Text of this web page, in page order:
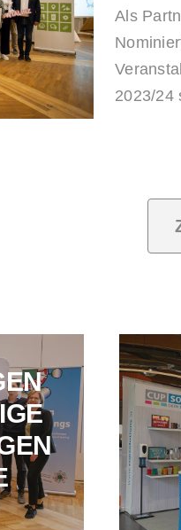
Als
2023/24